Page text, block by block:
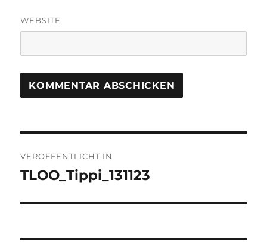
WEBSITE
VERÖFFENTLICHT IN
TLOO_Tippi_131123